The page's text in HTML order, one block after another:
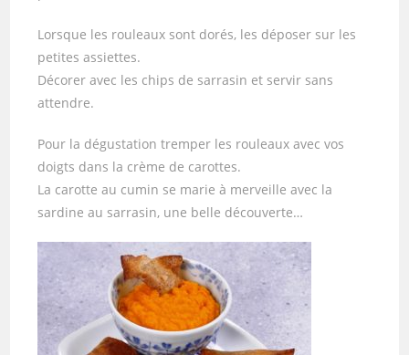
Lorsque les rouleaux sont dorés, les déposer sur les
petites assiettes.
Décorer avec les chips de sarrasin et servir sans
attendre.
Pour la dégustation tremper les rouleaux avec vos
doigts dans la crème de carottes.
La carotte au cumin se marie à merveille avec la
sardine au sarrasin, une belle découverte…